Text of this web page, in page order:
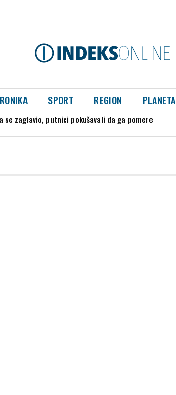
SPORT REGION PLANETA
zaglavio, putnici pokušavali da ga pomere